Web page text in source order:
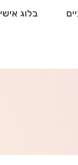
בלוג אישי